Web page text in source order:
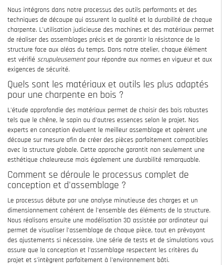
Nous intégrons dans notre processus des outils performants et des
techniques de découpe qui assurent la qualité et la durabilité de chaque
charpente. L'utilisation judicieuse des machines et des matériaux permet
de réaliser des assemblages précis et de garantir la résistance de la
structure face aux aléas du temps. Dans notre atelier, chaque élément
est vérifié scrupuleusementpour répondre aux normes en vigueur et aux
exigences de sécurité.
Quels sont les matériaux et outils les plus adaptés
pour une charpente en bois ?
L'étude approfondie des matériaux permet de choisir des bois robustes
tels que le chêne, le sapin ou d'autres essences selon le projet. Nos
experts en conception évaluent le meilleur assemblage et opèrent une
découpe sur mesure afin de créer des pièces parfaitement compatibles
avec la structure globale. Cette approche garantit non seulement une
esthétique chaleureuse mais également une durabilité remarquable.
Comment se déroule le processus complet de
conception et d'assemblage ?
Le processus débute par une analyse minutieuse des charges et un
dimensionnement cohérent de l'ensemble des éléments de la structure.
Nous réalisons ensuite une modélisation 3D assistée par ordinateur qui
permet de visualiser l'assemblage de chaque pièce, tout en prévoyant
des ajustements si nécessaire. Une série de tests et de simulations vous
assure que la conception et l'assemblage respectent les critères du
projet et s'intègrent parfaitement à l'environnement bâti.